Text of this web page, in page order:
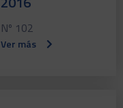
Nº 102
Ver más